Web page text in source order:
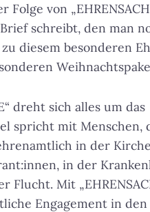
von
schreibt, den man
diesem besonderen
dreht sich alles um das
spricht mit Menschen,
in der Kirche
in der
Flucht. Mit
Engagement in den